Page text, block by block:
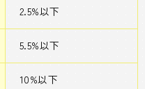
2.5%以下
5.5%以下
10%以下